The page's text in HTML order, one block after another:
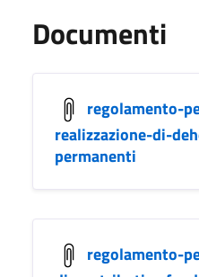
Documenti
regolamento-
realizzazione-di-
permanenti
regolamento-